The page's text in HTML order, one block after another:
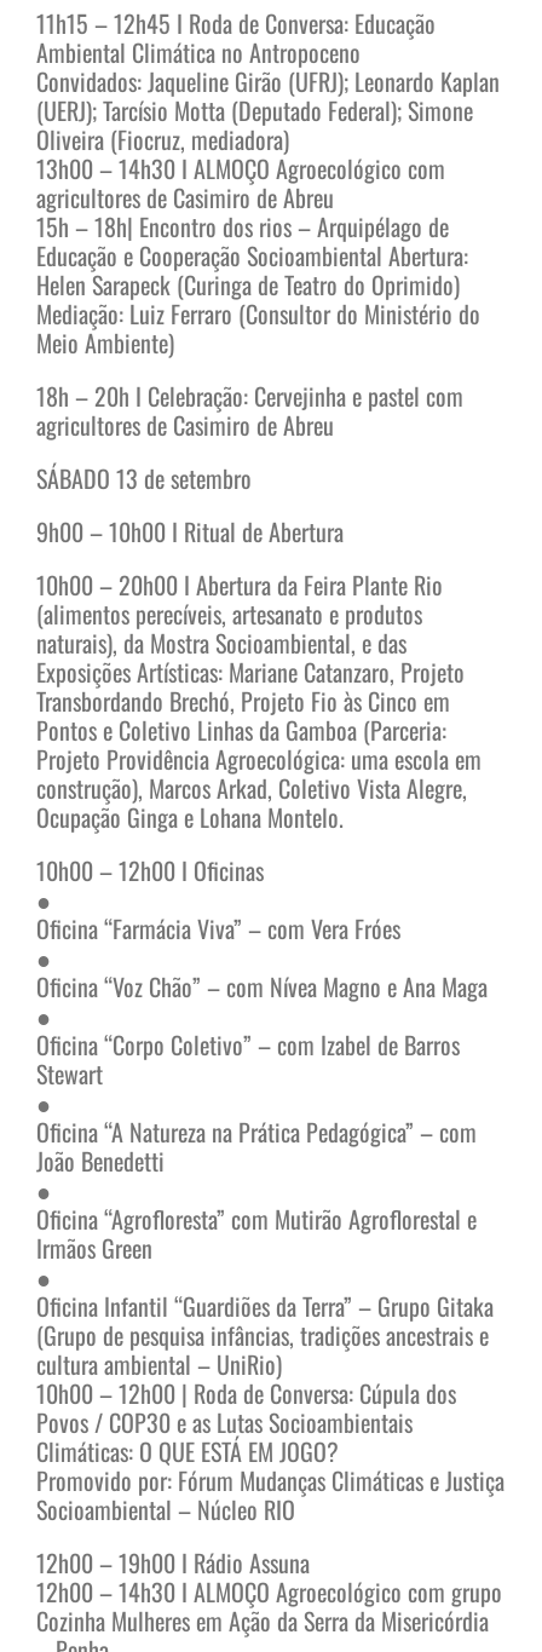
11h15 – 12h45 I Roda de Conversa: Educação
Ambiental Climática no Antropoceno
Convidados: Jaqueline Girão (UFRJ); Leonardo Kaplan
(UERJ); Tarcísio Motta (Deputado Federal); Simone
Oliveira (Fiocruz, mediadora)
13h00 – 14h30 I ALMOÇO Agroecológico com
agricultores de Casimiro de Abreu
15h – 18h| Encontro dos rios – Arquipélago de
Educação e Cooperação Socioambiental Abertura:
Helen Sarapeck (Curinga de Teatro do Oprimido)
Mediação: Luiz Ferraro (Consultor do Ministério do
Meio Ambiente)
18h – 20h I Celebração: Cervejinha e pastel com
agricultores de Casimiro de Abreu
SÁBADO 13 de setembro
9h00 – 10h00 I Ritual de Abertura
10h00 – 20h00 I Abertura da Feira Plante Rio
(alimentos perecíveis, artesanato e produtos
naturais), da Mostra Socioambiental, e das
Exposições Artísticas: Mariane Catanzaro, Projeto
Transbordando Brechó, Projeto Fio às Cinco em
Pontos e Coletivo Linhas da Gamboa (Parceria:
Projeto Providência Agroecológica: uma escola em
construção), Marcos Arkad, Coletivo Vista Alegre,
Ocupação Ginga e Lohana Montelo.
10h00 – 12h00 I Oficinas
●
Oficina “Farmácia Viva” – com Vera Fróes
●
Oficina “Voz Chão” – com Nívea Magno e Ana Maga
●
Oficina “Corpo Coletivo” – com Izabel de Barros
Stewart
●
Oficina “A Natureza na Prática Pedagógica” – com
João Benedetti
●
Oficina “Agrofloresta” com Mutirão Agroflorestal e
Irmãos Green
●
Oficina Infantil “Guardiões da Terra” – Grupo Gitaka
(Grupo de pesquisa infâncias, tradições ancestrais e
cultura ambiental – UniRio)
10h00 – 12h00 | Roda de Conversa: Cúpula dos
Povos / COP30 e as Lutas Socioambientais
Climáticas: O QUE ESTÁ EM JOGO?
Promovido por: Fórum Mudanças Climáticas e Justiça
Socioambiental – Núcleo RIO
12h00 – 19h00 I Rádio Assuna
12h00 – 14h30 I ALMOÇO Agroecológico com grupo
Cozinha Mulheres em Ação da Serra da Misericórdia